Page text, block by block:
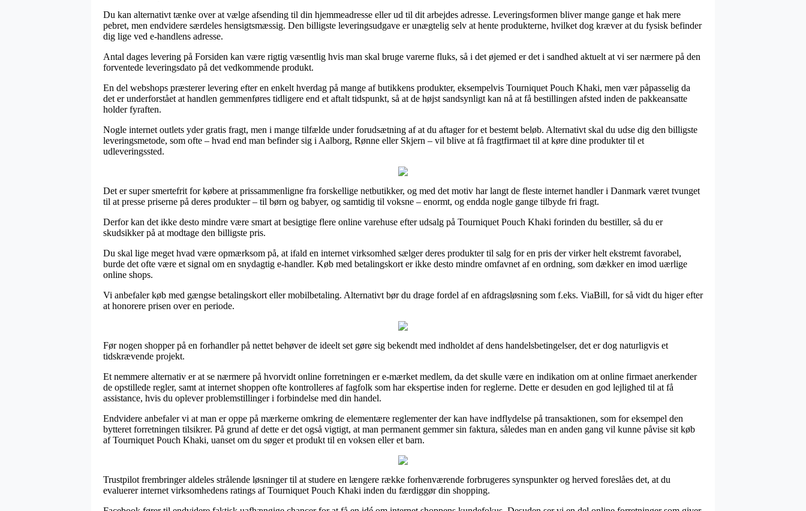
Du kan alternativt tænke over at vælge afsending til din hjemmeadresse eller ud til dit arbejdes adresse. Leveringsformen bliver mange gange et hak mere
pebret, men endvidere særdeles hensigtsmæssig. Den billigste leveringsudgave er unægtelig selv at hente produkterne, hvilket dog kræver at du fysisk befinder
dig lige ved e-handlens adresse.
Antal dages levering på Forsiden kan være rigtig væsentlig hvis man skal bruge varerne fluks, så i det øjemed er det i sandhed aktuelt at vi ser nærmere på den
forventede leveringsdato på det vedkommende produkt.
En del webshops præsterer levering efter en enkelt hverdag på mange af butikkens produkter, eksempelvis Tourniquet Pouch Khaki, men vær påpasselig da
det er underforstået at handlen gemmenføres tidligere end et aftalt tidspunkt, så at de højst sandsynligt kan nå at få bestillingen afsted inden de pakkeansatte
holder fyraften.
Nogle internet outlets yder gratis fragt, men i mange tilfælde under forudsætning af at du aftager for et bestemt beløb. Alternativt skal du udse dig den billigste
leveringsmetode, som ofte – hvad end man befinder sig i Aalborg, Rønne eller Skjern – vil blive at få fragtfirmaet til at køre dine produkter til et
udleveringssted.
Det er super smertefrit for købere at prissammenligne fra forskellige netbutikker, og med det motiv har langt de fleste internet handler i Danmark været tvunget
til at presse priserne på deres produkter – til børn og babyer, og samtidig til voksne – enormt, og endda nogle gange tilbyde fri fragt.
Derfor kan det ikke desto mindre være smart at besigtige flere online varehuse efter udsalg på Tourniquet Pouch Khaki forinden du bestiller, så du er
skudsikker på at modtage den billigste pris.
Du skal lige meget hvad være opmærksom på, at ifald en internet virksomhed sælger deres produkter til salg for en pris der virker helt ekstremt favorabel,
burde det ofte være et signal om en snydagtig e-handler. Køb med betalingskort er ikke desto mindre omfavnet af en ordning, som dækker en imod uærlige
online shops.
Vi anbefaler køb med gængse betalingskort eller mobilbetaling. Alternativt bør du drage fordel af en afdragsløsning som f.eks. ViaBill, for så vidt du higer efter
at honorere prisen over en periode.
Før nogen shopper på en forhandler på nettet behøver de ideelt set gøre sig bekendt med indholdet af dens handelsbetingelser, det er dog naturligvis et
tidskrævende projekt.
Et nemmere alternativ er at se nærmere på hvorvidt online forretningen er e-mærket medlem, da det skulle være en indikation om at online firmaet anerkender
de opstillede regler, samt at internet shoppen ofte kontrolleres af fagfolk som har ekspertise inden for reglerne. Dette er desuden en god lejlighed til at få
assistance, hvis du oplever problemstillinger i forbindelse med din handel.
Endvidere anbefaler vi at man er oppe på mærkerne omkring de elementære reglementer der kan have indflydelse på transaktionen, som for eksempel den
bytteret forretningen tilsikrer. På grund af dette er det også vigtigt, at man permanent gemmer sin faktura, således man en anden gang vil kunne påvise sit køb
af Tourniquet Pouch Khaki, uanset om du søger et produkt til en voksen eller et barn.
Trustpilot frembringer aldeles strålende løsninger til at studere en længere række forhenværende forbrugeres synspunkter og herved foreslåes det, at du
evaluerer internet virksomhedens ratings af Tourniquet Pouch Khaki inden du færdiggør din shopping.